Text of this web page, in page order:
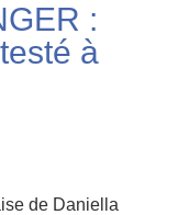
:
à
de Daniella